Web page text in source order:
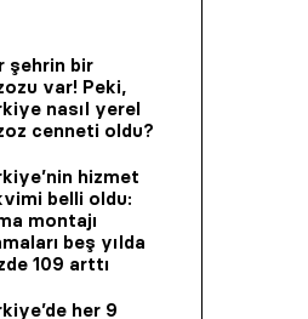
şehrin bir
var! Peki,
nasıl yerel
cenneti oldu?
hizmet
belli oldu:
montajı
beş yılda
109 arttı
her 9